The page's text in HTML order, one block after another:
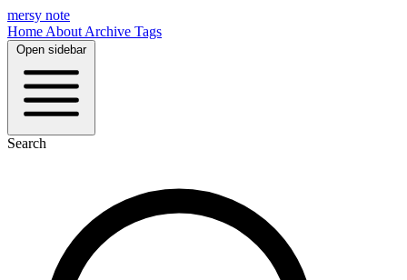
mersy note
Home About Archive Tags
Open sidebar
Search